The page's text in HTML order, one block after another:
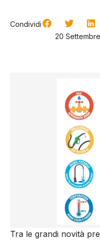
Condividi
20
Tra le grandi novità